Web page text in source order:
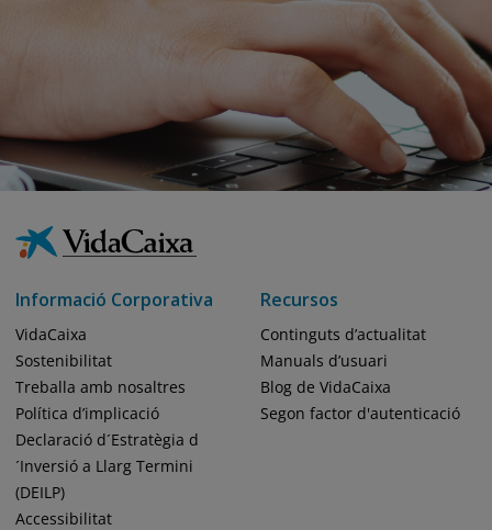
Informació Corporativa
VidaCaixa
Sostenibilitat
Treballa amb nosaltres
Política d’implicació
Declaració d´Estratègia d
´Inversió a Llarg Termini
(DEILP)
Accessibilitat
Recursos
Continguts d’actualitat
Manuals d’usuari
Blog de VidaCaixa
Segon factor d'autenticació